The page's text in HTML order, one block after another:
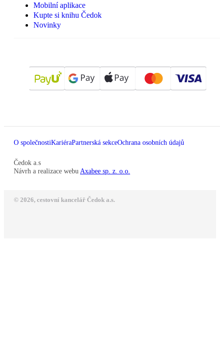
Mobilní aplikace
Kupte si knihu Čedok
Novinky
O společnostiKariéraPartnerská sekceOchrana osobních údajů
Čedok a.s
Návrh a realizace webu Axabee sp. z. o.o.
© 2026, cestovní kancelář Čedok a.s.